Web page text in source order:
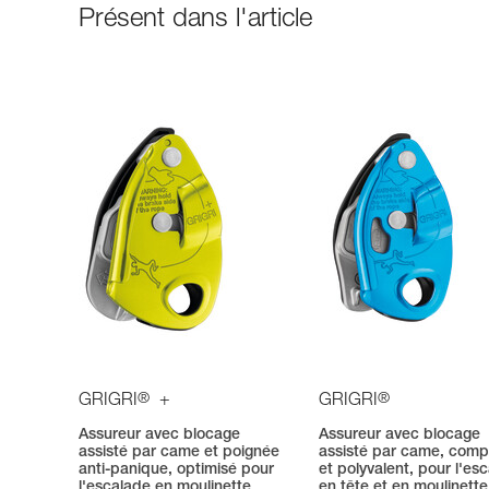
Présent dans l'article
GRIGRI® +
Assureur avec blocage
assisté par came et poignée
anti-panique, optimisé pour
GRIGRI®
Assureur avec blocage
assisté par came,
et polyvalent, pour